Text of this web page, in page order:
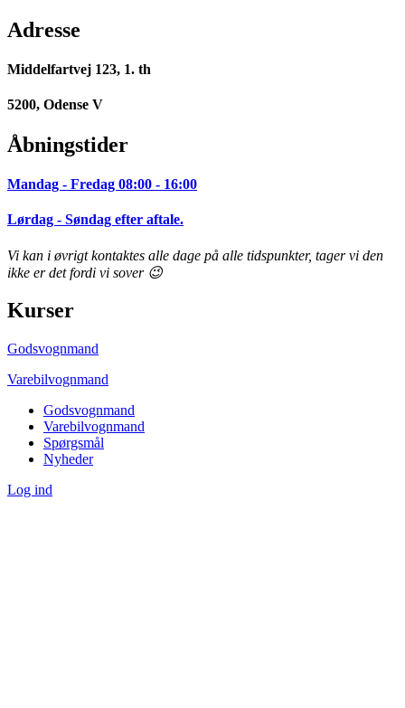
Adresse
Middelfartvej 123, 1. th
5200, Odense V
Åbningstider
Mandag - Fredag 08:00 - 16:00
Lørdag - Søndag efter aftale.
Vi kan i øvrigt kontaktes alle dage på alle tidspunkter, tager vi den
ikke er det fordi vi sover 😉
Kurser
Godsvognmand
Varebilvognmand
Godsvognmand
Varebilvognmand
Spørgsmål
Nyheder
Log ind